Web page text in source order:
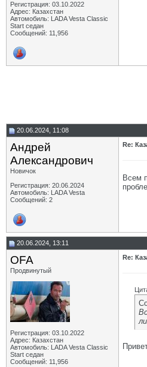
Регистрация: 03.10.2022
Адрес: Казахстан
Автомобиль: LADA Vesta Classic
Start седан
Сообщений: 11,956
20.06.2024, 11:08
Андрей
Aлександрович
Новичок
Регистрация: 20.06.2024
Автомобиль: LADA Vesta
Сообщений: 2
Re:
Всем
20.06.2024, 13:11
OFA
Продвинутый
Регистрация: 03.10.2022
Адрес: Казахстан
Автомобиль: LADA Vesta Classic
Start седан
Сообщений: 11,956
Re: